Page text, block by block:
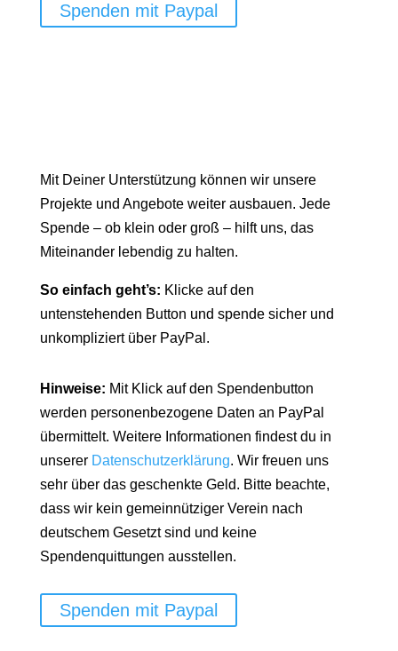
Spenden mit Paypal
Mit Deiner Unterstützung können wir unsere
Projekte und Angebote weiter ausbauen. Jede
Spende – ob klein oder groß – hilft uns, das
Miteinander lebendig zu halten.
So einfach geht’s: Klicke auf den
untenstehenden Button und spende sicher und
unkompliziert über PayPal.
Hinweise: Mit Klick auf den Spendenbutton
werden personenbezogene Daten an PayPal
übermittelt. Weitere Informationen findest du in
unserer Datenschutzerklärung. Wir freuen uns
sehr über das geschenkte Geld. Bitte beachte,
dass wir kein gemeinnütziger Verein nach
deutschem Gesetzt sind und keine
Spendenquittungen ausstellen.
Spenden mit Paypal